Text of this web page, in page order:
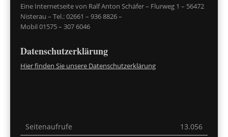
Eine Internetseite von Ralf Anton Schäfer – Flurweg 1 – 56472
Nisterau – Tel.: 02661 – 936 8826 –
Mobil 01575 – 307 6046
Datenschutzerklärung
Hier finden Sie unsere Datenschutzerklärung
Seitenaufrufe
13.056